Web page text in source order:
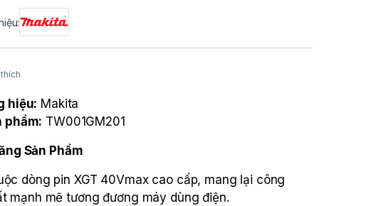
hiệu: Makita
phẩm: TW001GM201
Sản Phẩm
dòng pin XGT 40Vmax cao cấp, mang lại công
mạnh mẽ tương đương máy dùng điện.